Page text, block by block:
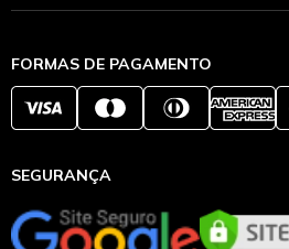
FORMAS DE PAGAMENTO
SEGURANÇA